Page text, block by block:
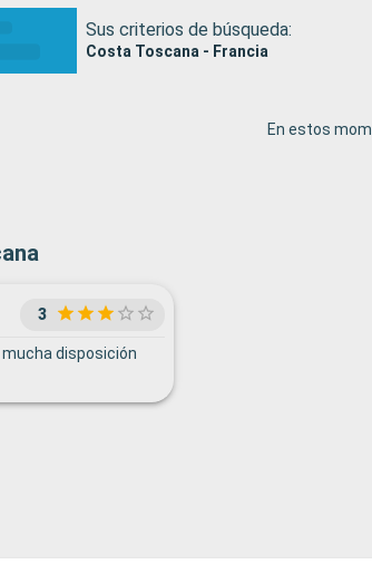
Sus criterios de búsqueda:
Costa Toscana - Francia
En estos
3
mucha disposición